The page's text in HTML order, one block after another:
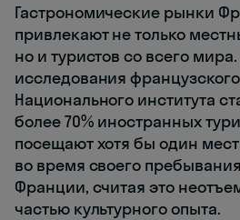
Гастрономические рынки
привлекают не только
но и туристов со всего
исследования французского
Национального института
более 70% иностранных
посещают хотя бы один
во время своего
Франции, считая это
частью культурного опыта.